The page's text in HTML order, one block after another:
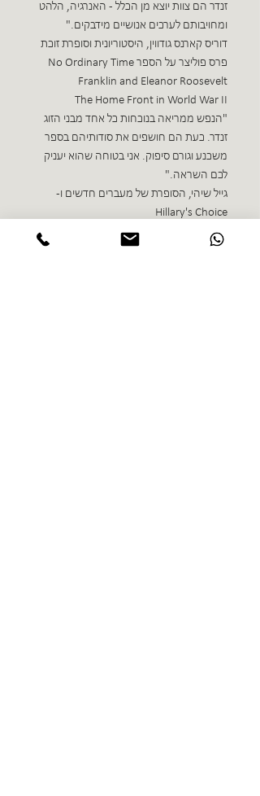
זנדר הם צוות יוצא מן הכלל - האנרגיה, הלהט
ומחויבותם לערכים אנושיים מידבקים."
דוריס קארנס גודווין, היסטוריונית וסופרת זוכת
פרס פוליצר על הספר No Ordinary Time
Franklin and Eleanor Roosevelt
The Home Front in World War II
"הנפש ממריאה בנוכחות כל אחד מבני הזוג
זנדר. כעת הם חושפים את סודותיהם בספר
משכנע וגורם סיפוק. אני בטוחה שהוא יעניק
לכם השראה."
גייל שיהי, הסופרת של מעברים חדשים ו-
Hillary's Choice
"האנרגיה מלאת הלהט שהספר הכל אפשרי...
חדור בה היא כוח אמיתי עבור כל קורא השואף